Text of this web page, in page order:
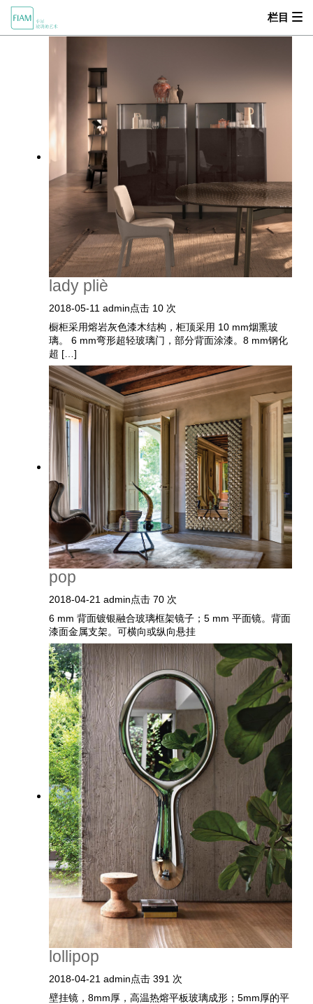
栏目
关于我们
产品中心
新闻动态
搜索
联系我们
下载目录
 产品中心
lady pliè
2018-05-11 admin点击 10 次
橱柜采用熔岩灰色漆木结构，柜顶采用 10 mm烟熏玻
璃。 6 mm弯形超轻玻璃门，部分背面涂漆。8 mm钢化
超 […]
pop
2018-04-21 admin点击 70 次
6 mm 背面镀银融合玻璃框架镜子；5 mm 平面镜。背面
漆面金属支架。可横向或纵向悬挂
lollipop
2018-04-21 admin点击 391 次
壁挂镜，8mm厚，高温热熔平板玻璃成形；5mm厚的平